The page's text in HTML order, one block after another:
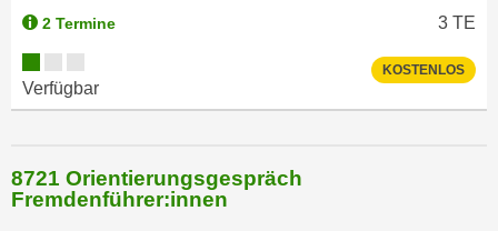
2 Termine 3 TE
Verfügbar
KOSTENLOS
8721 Orientierungsgespräch
Fremdenführer:innen